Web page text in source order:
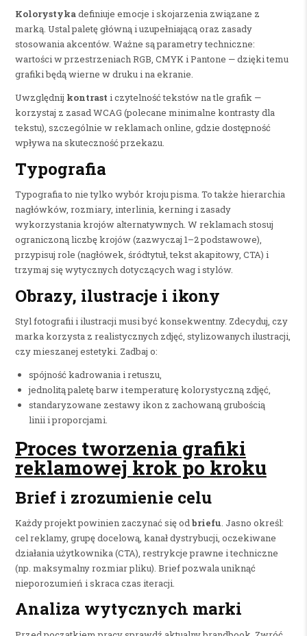
Kolorystykadefiniuje emocje i skojarzenia związane z
marką. Ustal paletę główną i uzupełniającą oraz zasady
stosowania akcentów. Ważne są parametry techniczne:
wartości w przestrzeniach RGB, CMYK i Pantone — dzięki temu
grafiki będą wierne w druku i na ekranie.
Uwzględnij kontrast i czytelność tekstów na tle grafik —
korzystaj z zasad WCAG (polecane minimalne kontrasty dla
tekstu), szczególnie w reklamach online, gdzie dostępność
wpływa na skuteczność przekazu.
Typografia
Typografia to nie tylko wybór kroju pisma. To także hierarchia
nagłówków, rozmiary, interlinia, kerning i zasady
wykorzystania krojów alternatywnych. W reklamach stosuj
ograniczoną liczbę krojów (zazwyczaj 1–2 podstawowe),
przypisuj role (nagłówek, śródtytuł, tekst akapitowy, CTA) i
trzymaj się wytycznych dotyczących wag i stylów.
Obrazy, ilustracje i ikony
Styl fotografii i ilustracji musi być konsekwentny. Zdecyduj, czy
marka korzysta z realistycznych zdjęć, stylizowanych ilustracji,
czy mieszanej estetyki. Zadbaj o:
spójność kadrowania i retuszu,
jednolitą paletę barw i temperaturę kolorystyczną zdjęć,
standaryzowane zestawy ikon z zachowaną grubością
linii i proporcjami.
Proces tworzenia grafiki
reklamowej krok po kroku
Brief i zrozumienie celu
Każdy projekt powinien zaczynać się odbriefu. Jasno określ:
cel reklamy, grupę docelową, kanał dystrybucji, oczekiwane
działania użytkownika (CTA), restrykcje prawne i techniczne
(np. maksymalny rozmiar pliku). Brief pozwala uniknąć
nieporozumień i skraca czas iteracji.
Analiza wytycznych marki